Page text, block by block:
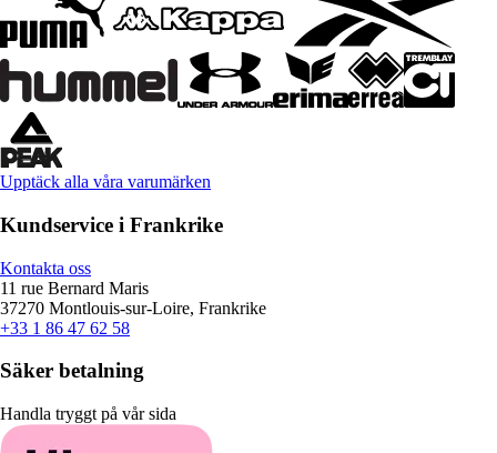
Upptäck alla våra varumärken
Kundservice i Frankrike
Kontakta oss
11 rue Bernard Maris
37270 Montlouis-sur-Loire, Frankrike
+33 1 86 47 62 58
Säker betalning
Handla tryggt på vår sida